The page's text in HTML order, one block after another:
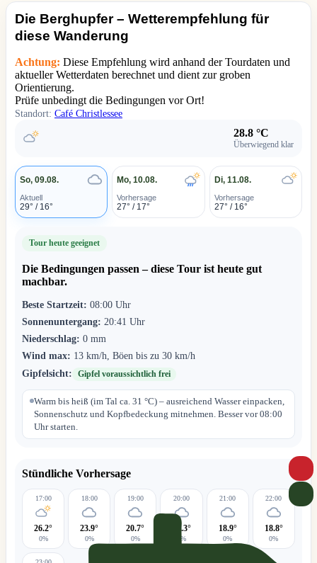
Die Berghupfer – Wetterempfehlung für
diese Wanderung
Achtung: Diese Empfehlung wird anhand der Tourdaten und
aktueller Wetterdaten berechnet und dient zur groben
Orientierung.
Prüfe unbedingt die Bedingungen vor Ort!
Standort: Café Christlessee
28.8 °C
Überwiegend klar
So, 09.08.
Aktuell
29° / 16°
Mo, 10.08.
Vorhersage
27° / 17°
Di, 11.08.
Vorhersage
27° / 16°
Tour heute geeignet
Die Bedingungen passen – diese Tour ist heute gut
machbar.
Beste Startzeit: 08:00 Uhr
Sonnenuntergang: 20:41 Uhr
Niederschlag: 0 mm
Wind max: 13 km/h, Böen bis zu 30 km/h
Gipfelsicht:
Gipfel voraussichtlich frei
Warm bis heiß (im Tal ca. 31 °C) – ausreichend Wasser einpacken,
Sonnenschutz und Kopfbedeckung mitnehmen. Besser vor 08:00
Uhr starten.
Stündliche Vorhersage
17:00
26.2°
0%
18:00
23.9°
0%
19:00
20.7°
0%
20:00
19.3°
0%
21:00
18.9°
0%
22:00
18.8°
0%